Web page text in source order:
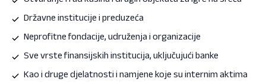
Državne institucije i preduzeća
Neprofitne fondacije, udruženja i organizacije
Sve vrste finansijskih institucija, uključujući banke
Kao i druge djelatnosti i namjene koje su internim aktima